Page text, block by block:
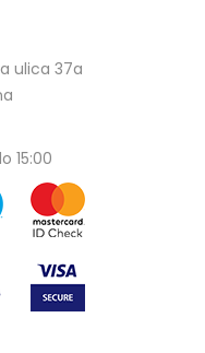
ulica 37a
15:00